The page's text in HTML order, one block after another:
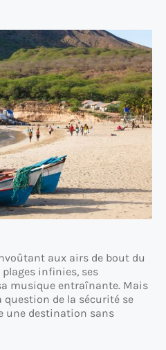
aux airs de bout du
infinies, ses
musique entraînante. Mais
question de la sécurité se
une destination sans